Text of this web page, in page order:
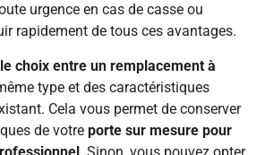
urgence en cas de casse ou
rapidement de tous ces avantages.
le choix entre un remplacement à
type et des caractéristiques
Cela vous permet de conserver
de votre porte sur mesure pour